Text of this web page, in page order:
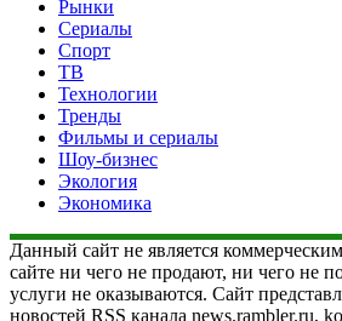
Рынки
Сериалы
Спорт
ТВ
Технологии
Тренды
Фильмы и сериалы
Шоу-бизнес
Экология
Экономика
Данный сайт не является
сайте ни чего не продают, ни чего не
услуги не оказываются. Сайт
новостей RSS канала news.rambler.ru,